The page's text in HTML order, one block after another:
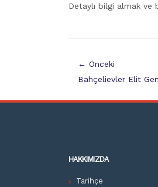
Detaylı bilgi almak ve
← Önceki
Bahçelievler Elit
HAKKIMIZDA
Tarihçe